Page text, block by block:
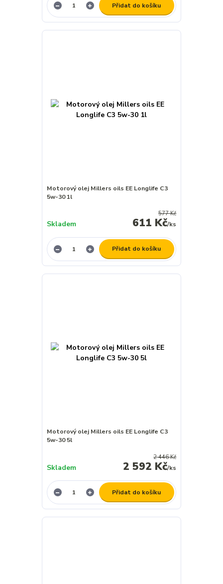
Přidat do košíku
Motorový olej Millers oils EE Longlife C3
5w-30 1l
577 Kč
611 Kč/ks
Skladem
Přidat do košíku
Motorový olej Millers oils EE Longlife C3
5w-30 5l
2 446 Kč
2 592 Kč/ks
Skladem
Přidat do košíku